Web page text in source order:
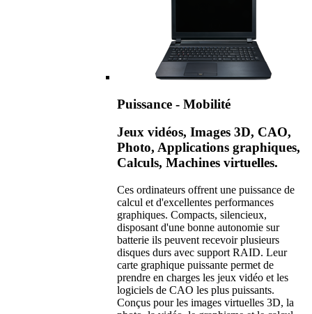
Puissance - Mobilité
Jeux vidéos, Images 3D, CAO,
Photo, Applications graphiques,
Calculs, Machines virtuelles.
Ces ordinateurs offrent une puissance de
calcul et d'excellentes performances
graphiques. Compacts, silencieux,
disposant d'une bonne autonomie sur
batterie ils peuvent recevoir plusieurs
disques durs avec support RAID. Leur
carte graphique puissante permet de
prendre en charges les jeux vidéo et les
logiciels de CAO les plus puissants.
Conçus pour les images virtuelles 3D, la